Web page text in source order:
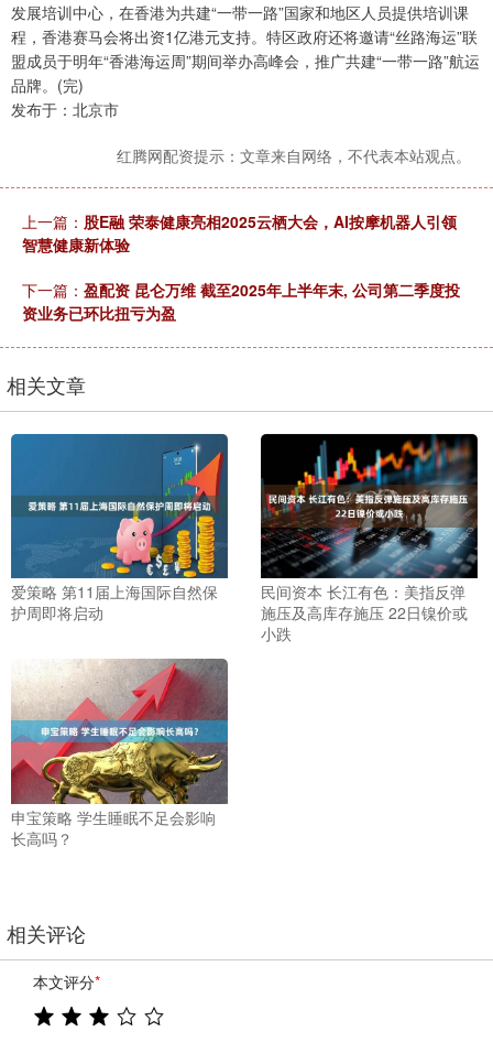
发展培训中心，在香港为共建“一带一路”国家和地区人员提供培训课
程，香港赛马会将出资1亿港元支持。特区政府还将邀请“丝路海运”联
盟成员于明年“香港海运周”期间举办高峰会，推广共建“一带一路”航运
品牌。(完)
发布于：北京市
红腾网配资提示：文章来自网络，不代表本站观点。
上一篇： 股E融 荣泰健康亮相2025云栖大会，AI按摩机器人引领
智慧健康新体验
下一篇： 盈配资 昆仑万维 截至2025年上半年末, 公司第二季度投
资业务已环比扭亏为盈
相关文章
爱策略 第11届上海国际自然保
护周即将启动
民间资本 长江有色：美指反弹
施压及高库存施压 22日镍价或
小跌
申宝策略 学生睡眠不足会影响
长高吗？
相关评论
本文评分*